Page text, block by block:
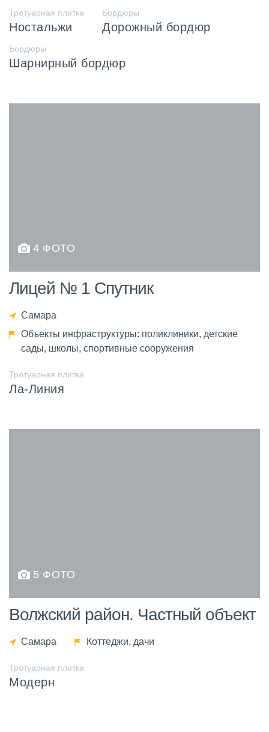
Тротуарная плитка
Ностальжи
Бордюры
Дорожный бордюр
Бордюры
Шарнирный бордюр
4 ФОТО
Лицей № 1 Спутник
Самара
Объекты инфраструктуры: поликлиники, детские
сады, школы, спортивные сооружения
Тротуарная плитка
Ла-Линия
5 ФОТО
Волжский район. Частный объект
Самара Коттеджи, дачи
Тротуарная плитка
Модерн